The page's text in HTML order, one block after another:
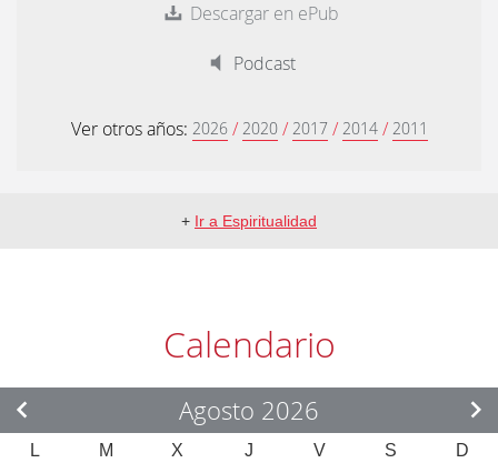
Descargar en ePub
Podcast
Ver otros años: 2026 / 2020 / 2017 / 2014 / 2011
+ Ir a Espiritualidad
Calendario
Agosto 2026
L M X J V S D